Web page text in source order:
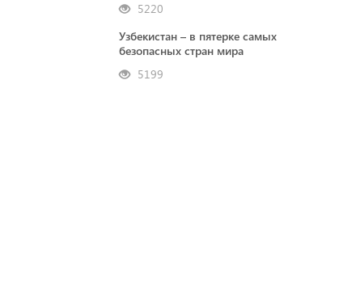
5220
Узбекистан – в пятерке самых
безопасных стран мира
5199